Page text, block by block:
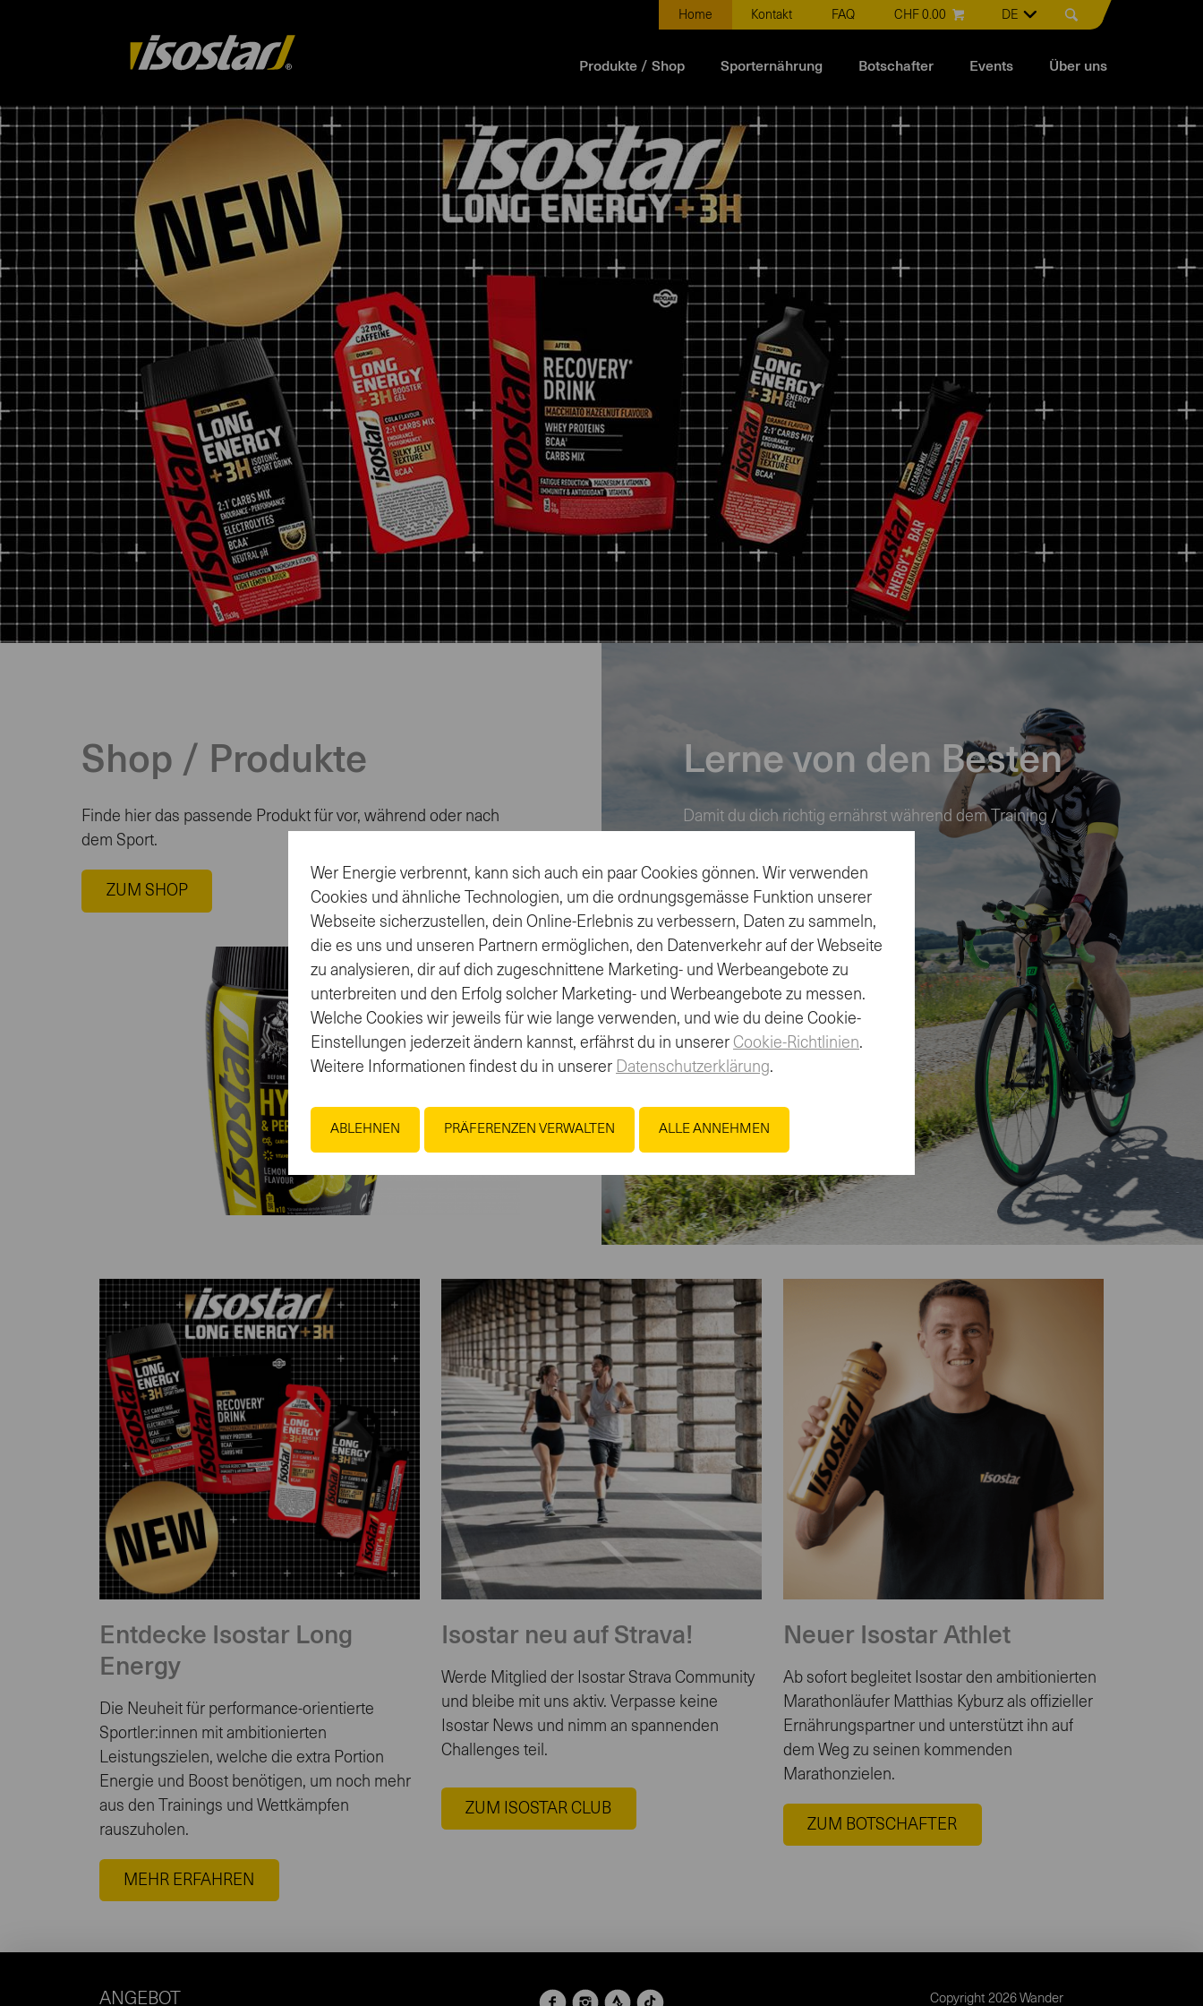
isostar.ch
Home Kontakt FAQ CHF 0.00 DE
Produkte / Shop Sporternährung Botschafter Events Über uns
Isostar
Home
Shop / Produkte
Finde hier das passende Produkt für vor, während oder nach
dem Sport.
ZUM SHOP
Lerne von den Besten
Damit du dich richtig ernährst während dem Training /
VERPFLEGUNGSTIPPS
Entdecke Isostar Long
Energy
Die Neuheit für performance-orientierte
Sportler:innen mit ambitionierten
Leistungszielen, welche die extra Portion
Energie und Boost benötigen, um noch mehr
aus den Trainings und Wettkämpfen
rauszuholen.
MEHR ERFAHREN
Isostar neu auf Strava!
Werde Mitglied der Isostar Strava Community
und bleibe mit uns aktiv. Verpasse keine
Isostar News und nimm an spannenden
Challenges teil.
ZUM ISOSTAR CLUB
Neuer Isostar Athlet
Ab sofort begleitet Isostar den ambitionierten
Marathonläufer Matthias Kyburz als offizieller
Ernährungspartner und unterstützt ihn auf
dem Weg zu seinen kommenden
Marathonzielen.
ZUM BOTSCHAFTER
ANGEBOT Copyright 2026 Wander
Wer Energie verbrennt, kann sich auch ein paar Cookies gönnen. Wir verwenden
Cookies und ähnliche Technologien, um die ordnungsgemässe Funktion unserer
Webseite sicherzustellen, dein Online-Erlebnis zu verbessern, Daten zu sammeln,
die es uns und unseren Partnern ermöglichen, den Datenverkehr auf der Webseite
zu analysieren, dir auf dich zugeschnittene Marketing- und Werbeangebote zu
unterbreiten und den Erfolg solcher Marketing- und Werbeangebote zu messen.
Welche Cookies wir jeweils für wie lange verwenden, und wie du deine Cookie-
Einstellungen jederzeit ändern kannst, erfährst du in unserer Cookie-Richtlinien.
Weitere Informationen findest du in unserer Datenschutzerklärung.
ABLEHNEN PRÄFERENZEN VERWALTEN ALLE ANNEHMEN